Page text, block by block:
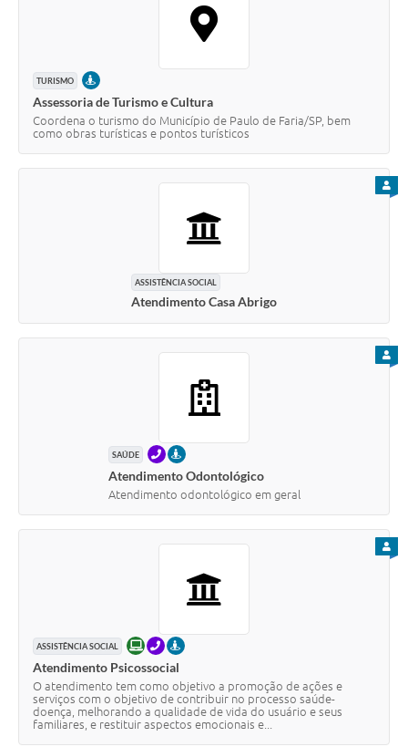
Telefones Úteis
Contato
Notícias
TURISMO PRESENCIAL
Assessoria de Turismo e Cultura
Coordena o turismo do Município de Paulo de Faria/SP, bem
como obras turísticas e pontos turísticos
ASSISTÊNCIA SOCIAL
Atendimento Casa Abrigo
SAÚDE TELEFONEPRESENCIAL
Atendimento Odontológico
Atendimento odontológico em geral
ASSISTÊNCIA SOCIAL ONLINETELEFONEPRESENCIAL
Atendimento Psicossocial
O atendimento tem como objetivo a promoção de ações e
serviços com o objetivo de contribuir no processo saúde-
doença, melhorando a qualidade de vida do usuário e seus
familiares, e restituir aspectos emocionais e...